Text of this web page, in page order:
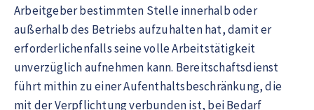
Arbeitgeber bestimmten Stelle innerhalb oder
außerhalb des Betriebs aufzuhalten hat, damit er
erforderlichenfalls seine volle Arbeitstätigkeit
unverzüglich aufnehmen kann. Bereitschaftsdienst
führt mithin zu einer Aufenthaltsbeschränkung, die
mit der Verpflichtung verbunden ist, bei Bedarf